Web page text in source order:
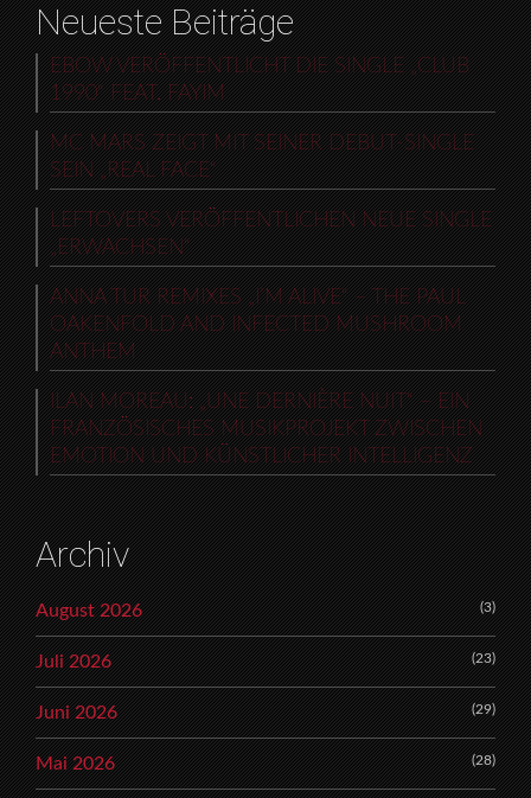
Neueste Beiträge
EBOW VERÖFFENTLICHT DIE SINGLE „CLUB
1990“ FEAT. FAYIM
MC MARS ZEIGT MIT SEINER DEBUT-SINGLE
SEIN „REAL FACE“
LEFTOVERS VERÖFFENTLICHEN NEUE SINGLE
„ERWACHSEN“
ANNA TUR REMIXES „I’M ALIVE“ – THE PAUL
OAKENFOLD AND INFECTED MUSHROOM
ANTHEM
ILAN MOREAU: „UNE DERNIÈRE NUIT“ – EIN
FRANZÖSISCHES MUSIKPROJEKT ZWISCHEN
EMOTION UND KÜNSTLICHER INTELLIGENZ
Archiv
August 2026 (3)
Juli 2026 (23)
Juni 2026 (29)
Mai 2026 (28)